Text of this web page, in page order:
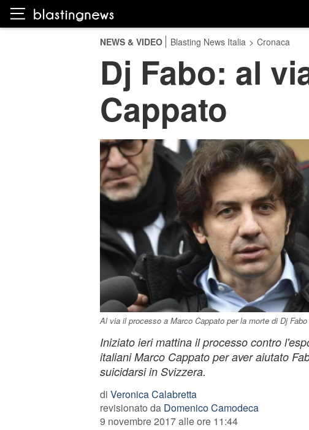
NEWS & VIDEO Blasting News Italia > Cronaca
Dj Fabo: al
Cappato
Al via il processo a Marco Cappato per la morte di Dj Fabo
Iniziato ieri mattina il processo contro
italiani Marco Cappato per aver aiutato
suicidarsi in Svizzera.
di Veronica Calabretta
revisionato da Domenico Camodeca
9 novembre 2017 alle ore 11:44